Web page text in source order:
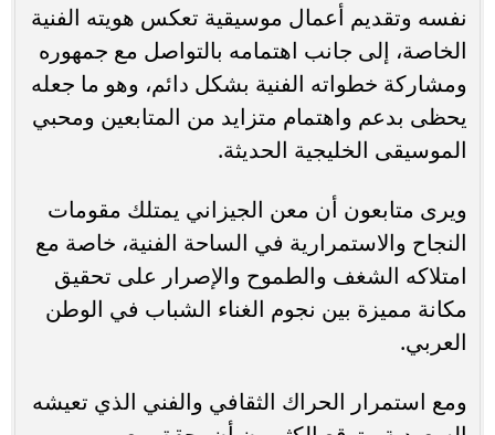
نفسه وتقديم أعمال موسيقية تعكس هويته الفنية
الخاصة، إلى جانب اهتمامه بالتواصل مع جمهوره
ومشاركة خطواته الفنية بشكل دائم، وهو ما جعله
يحظى بدعم واهتمام متزايد من المتابعين ومحبي
الموسيقى الخليجية الحديثة.
ويرى متابعون أن معن الجيزاني يمتلك مقومات
النجاح والاستمرارية في الساحة الفنية، خاصة مع
امتلاكه الشغف والطموح والإصرار على تحقيق
مكانة مميزة بين نجوم الغناء الشباب في الوطن
العربي.
ومع استمرار الحراك الثقافي والفني الذي تعيشه